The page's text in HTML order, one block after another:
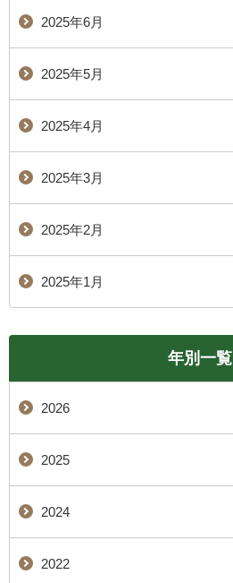
2025年6月
2025年5月
2025年4月
2025年3月
2025年2月
2025年1月
年別一覧
2026
2025
2024
2022